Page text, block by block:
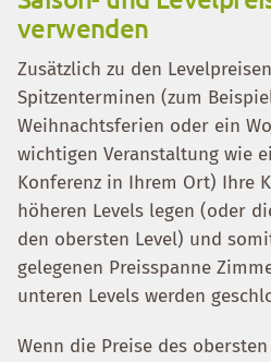
verwenden
Zusätzlich zu den
Spitzenterminen (zum
Weihnachtsferien oder ein
wichtigen Veranstaltung wie
Konferenz in Ihrem Ort) Ihre
höheren Levels legen (oder
den obersten Level) und
gelegenen Preisspanne
unteren Levels werden
Wenn die Preise des